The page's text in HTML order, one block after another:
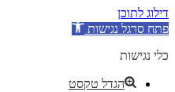
דילוג לתוכן
פתח סרגל נגישות
כלי נגישות
הגדל טקסט